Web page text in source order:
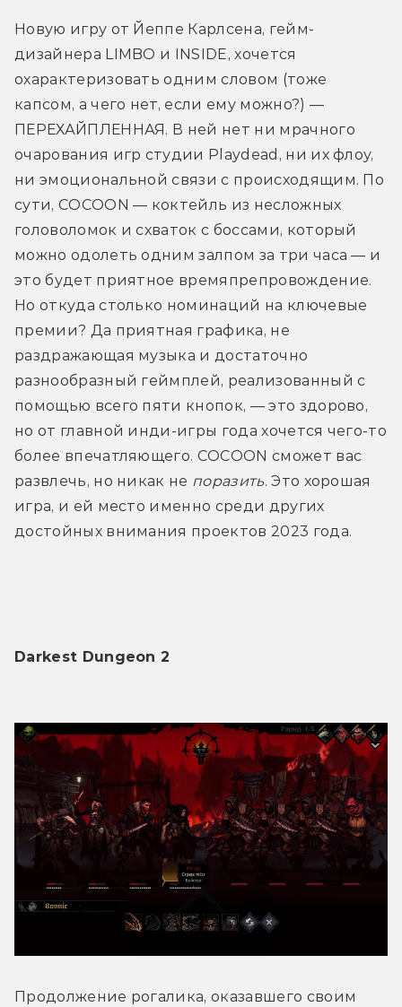
Новую игру от Йеппе Карлсена, гейм-
дизайнера LIMBO и INSIDE, хочется
охарактеризовать одним словом (тоже
капсом, а чего нет, если ему можно?) —
ПЕРЕХАЙПЛЕННАЯ. В ней нет ни мрачного
очарования игр студии Playdead, ни их флоу,
ни эмоциональной связи с происходящим. По
сути, COCOON — коктейль из несложных
головоломок и схваток с боссами, который
можно одолеть одним залпом за три часа — и
это будет приятное времяпрепровождение.
Но откуда столько номинаций на ключевые
премии? Да приятная графика, не
раздражающая музыка и достаточно
разнообразный геймплей, реализованный с
помощью всего пяти кнопок, — это здорово,
но от главной инди-игры года хочется чего-то
более впечатляющего. COCOON сможет вас
развлечь, но никак не поразить. Это хорошая
игра, и ей место именно среди других
достойных внимания проектов 2023 года.
Darkest Dungeon 2
Продолжение рогалика, оказавшего своим